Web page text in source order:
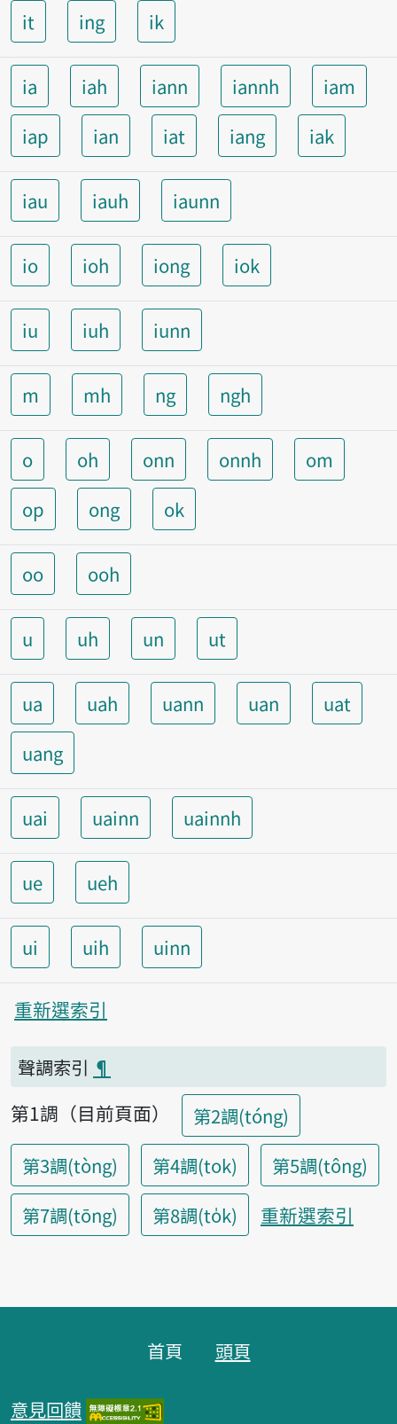
it
ing ik
ia iah iann iannh
iam
iap
ian iat iang iak
iau iauh iaunn
io ioh iong iok
iu iuh iunn
m mh ng ngh
o oh onn onnh
om
op
ong ok
oo ooh
u uh un ut
ua uah uann uan
uat
uang
uai uainn uainnh
ue ueh
ui uih uinn
重新選索引
聲調索引 ¶
第1調（目前頁面）
第2調(tóng)
第3調(tòng)
第4調(tok)
第5調(tông)
第7調(tōng)
第8調(to̍k) 重新選索引
首頁 頭頁
意見回饋